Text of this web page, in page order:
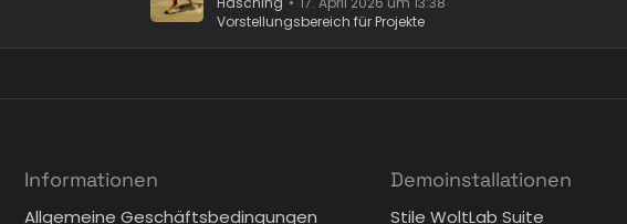
Vorstellungsbereich für Projekte
Informationen
Allgemeine Geschäftsbedingungen
Demoinstallationen
Stile WoltLab Suite